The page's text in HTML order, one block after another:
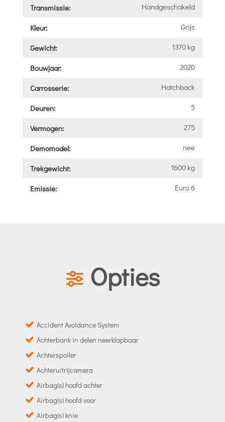
Transmissie: Handgeschakeld
Kleur: Grijs
Gewicht: 1370 kg
Bouwjaar: 2020
Carrosserie: Hatchback
Deuren: 5
Vermogen: 275
Demomodel: nee
Trekgewicht: 1600 kg
Emissie: Euro 6
Opties
Accident Avoidance System
Achterbank in delen neerklapbaar
Achterspoiler
Achteruitrijcamera
Airbag(s) hoofd achter
Airbag(s) hoofd voor
Airbag(s) knie